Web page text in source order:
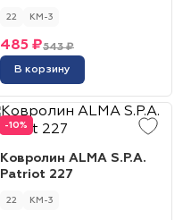
22 КМ-3
543 ₽
485 ₽
В корзину
-10%
Ковролин ALMA S.P.A.
Patriot 227
22 КМ-3